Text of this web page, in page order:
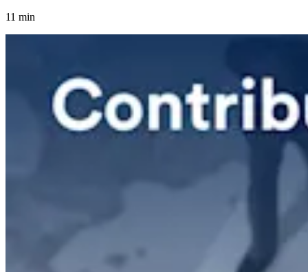
11 min